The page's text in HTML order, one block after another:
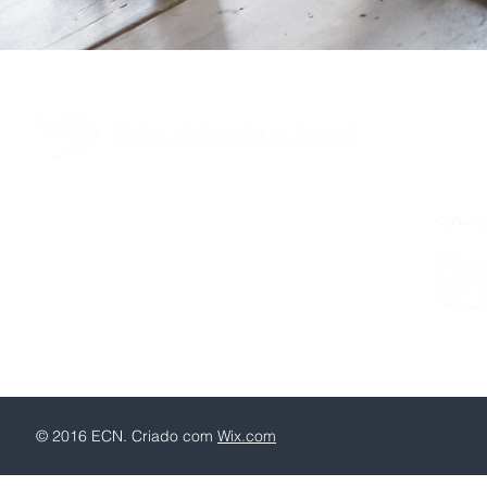
© 2016 ECN. Criado com Wix.com